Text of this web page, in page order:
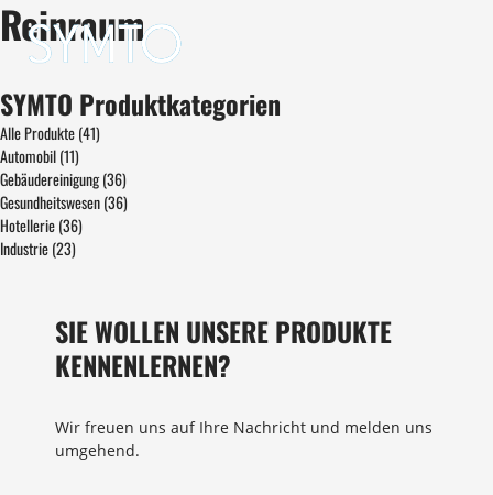
Reinraum
SYMTO Produktkategorien
Alle Produkte(41)
Automobil(11)
Gebäudereinigung(36)
Gesundheitswesen(36)
Hotellerie(36)
Industrie(23)
SIE WOLLEN UNSERE PRODUKTE
KENNENLERNEN?
Wir freuen uns auf Ihre Nachricht und melden uns
umgehend.